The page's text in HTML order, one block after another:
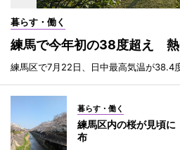
暮らす・働く
練馬で今年初の38度超え 熱
練馬区で7月22日、日中最高気温が38.4
暮らす・働く
練馬区内の桜が見頃
布